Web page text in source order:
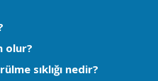
olur?
sıklığı nedir?